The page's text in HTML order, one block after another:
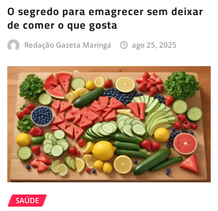
O segredo para emagrecer sem deixar
de comer o que gosta
Redação Gazeta Maringá ago 25, 2025
SAÚDE